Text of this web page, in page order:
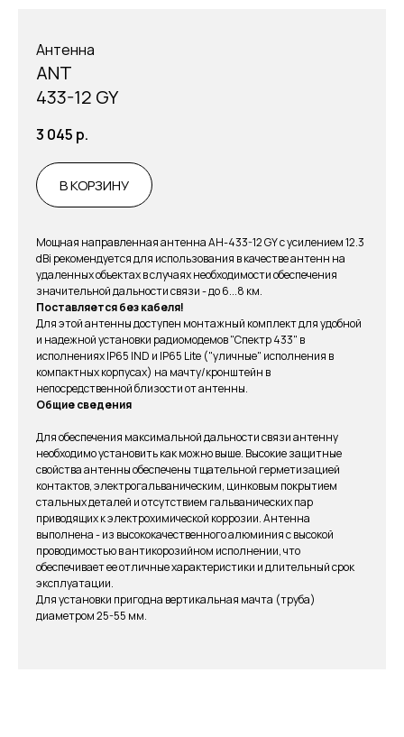
Антенна
ANT
433-12 GY
3 045 р.
В КОРЗИНУ
Мощная направленная антенна АН-433-12 GY с усилением 12.3
dBi рекомендуется для использования в качестве антенн на
удаленных объектах в случаях необходимости обеспечения
значительной дальности связи - до 6...8 км.
Поставляется без кабеля!
Для этой антенны доступен монтажный комплект для удобной
и надежной установки радиомодемов "Спектр 433" в
исполнениях IP65 IND и IP65 Lite ("уличные" исполнения в
компактных корпусах) на мачту/кронштейн в
непосредственной близости от антенны.
Общие сведения
Для обеспечения максимальной дальности связи антенну
необходимо установить как можно выше. Высокие защитные
свойства антенны обеспечены тщательной герметизацией
контактов, электрогальваническим, цинковым покрытием
стальных деталей и отсутствием гальванических пар
приводящих к электрохимической коррозии. Антенна
выполнена - из высококачественного алюминия с высокой
проводимостью в антикорозийном исполнении, что
обеспечивает ее отличные характеристики и длительный срок
эксплуатации.
Для установки пригодна вертикальная мачта (труба)
диаметром 25-55 мм.